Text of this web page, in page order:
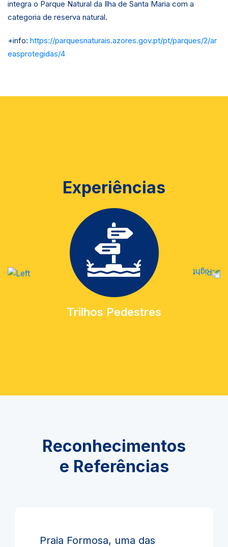
integra o Parque Natural da Ilha de Santa Maria com a
categoria de reserva natural.
+info: https://parquesnaturais.azores.gov.pt/pt/parques/2/ar
easprotegidas/4
Experiências
Trilhos Pedestres
Reconhecimentos
e Referências
Praia Formosa, uma das